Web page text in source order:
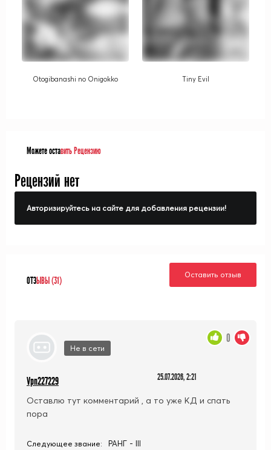
Otogibanashi no Onigokko Tiny Evil
Можете оставить Рецензию
Рецензий нет
Авторизируйтесь на сайте для добавления рецензии!
ОТЗЫВЫ (31)
Оставить отзыв
Не в сети
Vpn227229 25.07.2026, 2:21
Оставлю тут комментарий , а то уже КД и спать
пора
0
Следующее звание: РАНГ - III